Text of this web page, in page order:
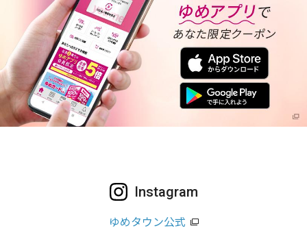
Instagram
ゆめタウン公式